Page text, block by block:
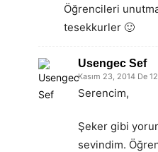
Öğrencileri
tesekkurler 🙂
Usengec Sef
Kasım 23, 2014 De
Serencim,
Şeker gibi
sevindim.